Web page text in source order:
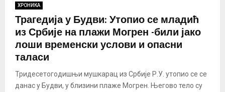
ХРОНИКА
Трагедија у Будви: Утопио се младић
из Србије на плажи Могрен -били јако
лоши временски услови и опасни
таласи
Тридесетогодишњи мушкарац из Србије Р.У. утопио се се
данас у Будви, у близини плаже Могрен. Његово тело су